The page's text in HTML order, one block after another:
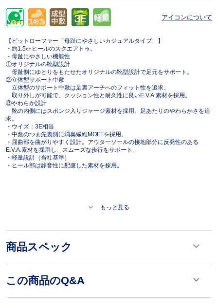
アイコンについて
【ビットローファー「母趾にやさしいカジュアルタイプ」】
・約1.5㎝ヒールのスクエアトゥ。
・母趾にやさしい機能性
①オリジナルの靴型設計
母趾側にゆとりをもたせたオリジナルの靴型設計で足元をサポート。
②立体型サポート中敷
立体型のサポート中敷は足裏アーチへのフィット性を追求。
取り外しが可能で、クッション性と耐久性に良いE.V.A.素材を採用。
③やわらか設計
靴の内側にはスポンジ入りジャージ素材を採用。足あたりのやわらかさを追
求。
・ウイズ：3E相当
・中敷のつま先裏側に消臭繊維MOFFを採用。
・屈曲部を曲がりやすく設計。アウターソールの接地部分に反発性のある
E.V.A.素材を採用し、スムーズな歩行をサポート。
・軽量設計（当社基準）
・ヒール部は静音性に配慮した素材を採用。
もっと見る
商品スペック
この商品のQ&A